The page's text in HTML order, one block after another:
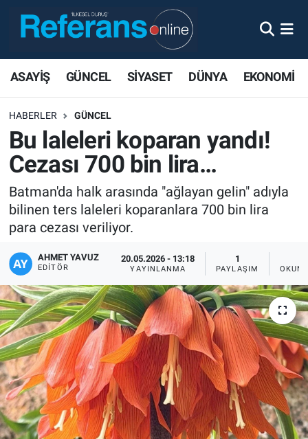
ASAYİŞ GÜNCEL SİYASET DÜNYA EKONOMİ
HABERLER GÜNCEL
Bu laleleri koparan yandı!
Cezası 700 bin lira…
Batman'da halk arasında "ağlayan gelin" adıyla
bilinen ters laleleri koparanlara 700 bin lira
para cezası veriliyor.
AHMET YAVUZ
EDITÖR
20.05.2026 - 13:18
YAYINLANMA
1
PAYLAŞIM